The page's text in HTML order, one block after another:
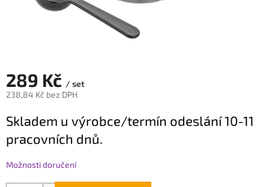
289 Kč / set
238,84 Kč bez DPH
cena:
Skladem u výrobce/termín odeslání 10-11
pracovních dnů.
Možnosti doručení